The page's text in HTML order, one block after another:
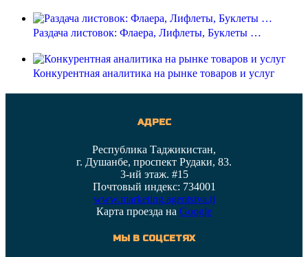
Раздача листовок: Флаера, Лифлеты, Буклеты …
Конкурентная аналитика на рынке товаров и услуг
АДРЕС
Республика Таджикистан,
г. Душанбе, проспект Рудаки, 83.
3-ий этаж. #15
Почтовый индекс: 734001
www.marketing.agentstva.tj
Карта проезда на Google
МЫ В СОЦСЕТЯХ